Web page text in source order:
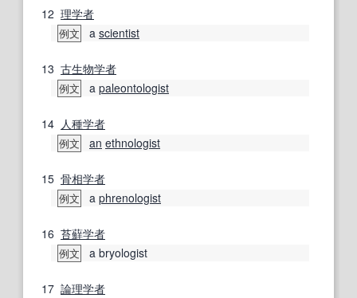
12 理学者
例文 a scientist
13 古生物学者
例文 a paleontologist
14 人種学者
例文 an ethnologist
15 骨相学者
例文 a phrenologist
16 苔蘚学者
例文 a bryologist
17 論理学者